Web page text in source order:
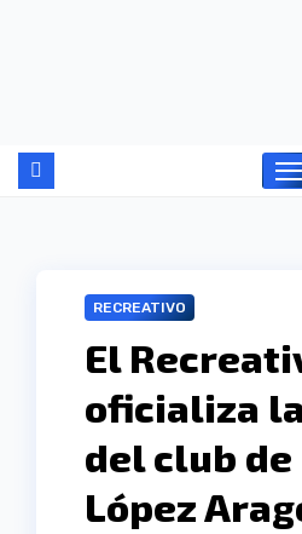
RECREATIVO
El
oficializa
del club
López